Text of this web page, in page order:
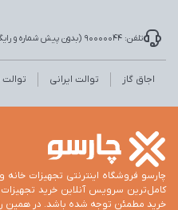
تلفن: 90000044 (بدون پیش شماره و رایگان)
اجاق گاز توالت ایرانی توالت
چارسو فروشگاه اینترنتی تجهیزات
کامل‌ترین سرویس آنلاین خرید